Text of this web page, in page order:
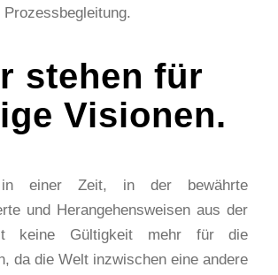
stehen für
Visionen.
einer Zeit, in der bewährte
und Herangehensweisen aus der
keine Gültigkeit mehr für die
da die Welt inzwischen eine andere